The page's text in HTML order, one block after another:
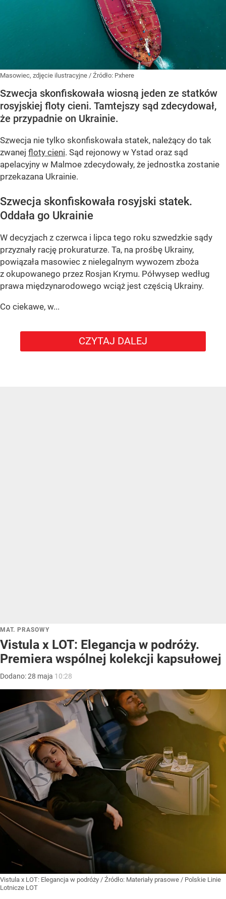
Masowiec, zdjęcie ilustracyjne / Źródło: Pxhere
Szwecja skonfiskowała wiosną jeden ze statków
rosyjskiej floty cieni. Tamtejszy sąd zdecydował,
że przypadnie on Ukrainie.
Szwecja nie tylko skonfiskowała statek, należący do tak
zwanej floty cieni. Sąd rejonowy w Ystad oraz sąd
apelacyjny w Malmoe zdecydowały, że jednostka zostanie
przekazana Ukrainie.
Szwecja skonfiskowała rosyjski statek.
Oddała go Ukrainie
W decyzjach z czerwca i lipca tego roku szwedzkie sądy
przyznały rację prokuraturze. Ta, na prośbę Ukrainy,
powiązała masowiec z nielegalnym wywozem zboża
z okupowanego przez Rosjan Krymu. Półwysep według
prawa międzynarodowego wciąż jest częścią Ukrainy.
Co ciekawe, w...
CZYTAJ DALEJ
MAT. PRASOWY
Vistula x LOT: Elegancja w podróży.
Premiera wspólnej kolekcji kapsułowej
Dodano:28 maja 10:28
Vistula x LOT: Elegancja w podróży / Źródło: Materiały prasowe / Polskie Linie
Lotnicze LOT